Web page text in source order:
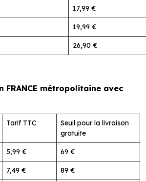
17,99 €
19,99 €
26,90 €
FRANCE métropolitaine avec
Tarif TTC
Seuil pour la livraison
gratuite
5,99 € 69 €
7,49 € 89 €